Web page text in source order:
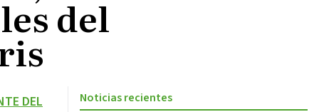
del
DEL Noticias recientes